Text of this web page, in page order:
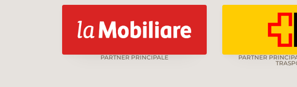
PARTNER PRINCIPALE
PARTNER